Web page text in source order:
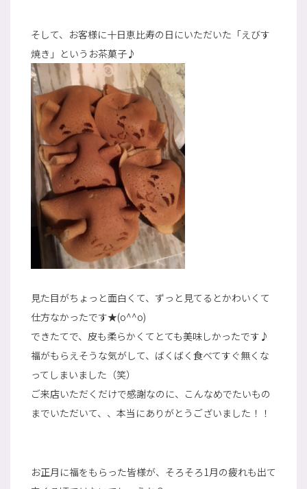
そして、お客様に十日恵比寿の日にいただいた「えびす
焼き」というお茶菓子♪
見た目がちょっと面白くて、ずっと見てるとかわいくて
仕方なかったです★(o^^o)
できたてで、皮も柔らかくてとても美味しかったです♪
福がもらえそうな気がして、ばくばく食べてすぐ無くな
ってしまいました（笑）
ご来店いただくだけで感謝なのに、こんなめでたいもの
までいただいて、、本当にありがとうございました！！
お正月に福をもらった皆様が、そろそろ1月の疲れも出て